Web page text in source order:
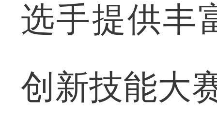
选手提供丰
创新技能大